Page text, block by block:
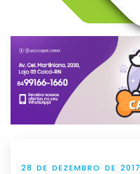
28 DE DEZEMBRO DE 2017